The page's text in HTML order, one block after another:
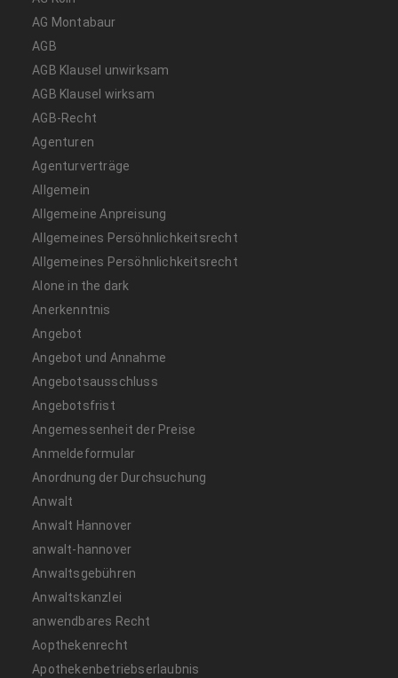
AG Montabaur
AGB
AGB Klausel unwirksam
AGB Klausel wirksam
AGB-Recht
Agenturen
Agenturverträge
Allgemein
Allgemeine Anpreisung
Allgemeines Persöhnlichkeitsrecht
Allgemeines Persöhnlichkeitsrecht
Alone in the dark
Anerkenntnis
Angebot
Angebot und Annahme
Angebotsausschluss
Angebotsfrist
Angemessenheit der Preise
Anmeldeformular
Anordnung der Durchsuchung
Anwalt
Anwalt Hannover
anwalt-hannover
Anwaltsgebühren
Anwaltskanzlei
anwendbares Recht
Aopthekenrecht
Apothekenbetriebserlaubnis